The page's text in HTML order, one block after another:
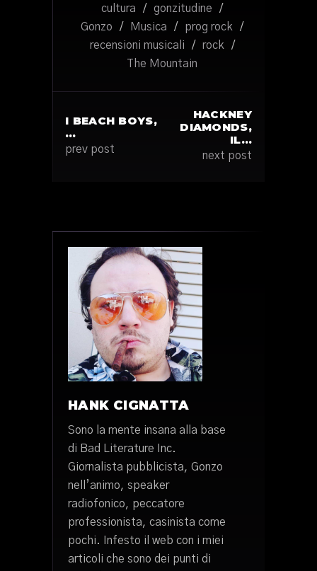
cultura
/ gonzitudine
/
Gonzo
/ Musica / prog rock
/
recensioni musicali
/ rock
/
The Mountain
I BEACH BOYS,
…
prev post
HACKNEY
DIAMONDS,
IL…
next post
HANK CIGNATTA
Sono la mente insana alla base
di Bad Literature Inc.
Giornalista pubblicista, Gonzo
nell’animo, speaker
radiofonico, peccatore
professionista, casinista come
pochi. Infesto il web con i miei
articoli che sono dei punti di